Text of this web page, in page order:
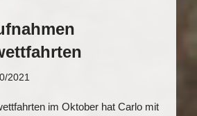
2021
im Oktober hat Carlo mit